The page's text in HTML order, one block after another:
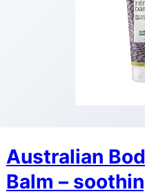
Australian
Balm –